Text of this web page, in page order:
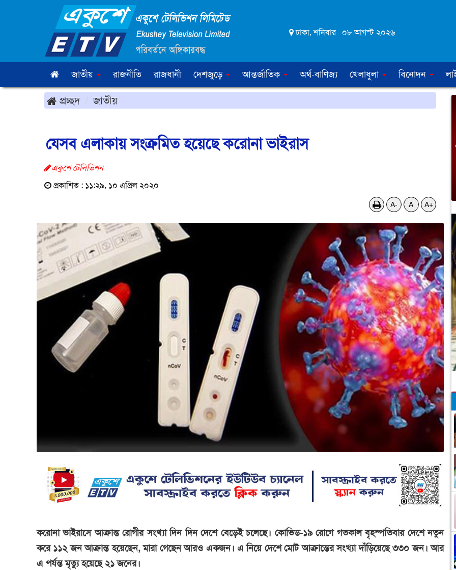
ঢাকা, শনিবার ০৮ আগস্ট ২০২৬
জাতীয় রাজনীতি রাজধানী দেশজুড়ে আন্তর্জাতিক অর্থ-বাণিজ্য খেলাধুলা বিনোদন
প্রচ্ছদ জাতীয়
যেসব এলাকায় সংক্রমিত হয়েছে করোনা ভাইরাস
একুশে টেলিভিশন
প্রকাশিত : ১১:২৯, ১০ এপ্রিল ২০২০
A- A A+
করোনা ভাইরাসে আক্রান্ত রোগীর সংখ্যা দিন দিন দেশে বেড়েই চলেছে। কোভিড-১৯ রোগে গতকাল বৃহস্পতিবার দেশে নতুন
করে ১১২ জন আক্রান্ত হয়েছেন, মারা গেছেন আরও একজন। এ নিয়ে দেশে মোট আক্রান্তের সংখ্যা দাঁড়িয়েছে ৩৩০ জন। আর
এ পর্যন্ত মৃত্যু হয়েছে ২১ জনের।